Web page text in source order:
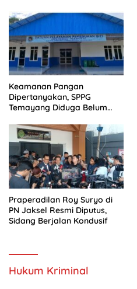
Keamanan Pangan
Dipertanyakan, SPPG
Temayang Diduga Belum
Praperadilan Roy Suryo di
PN Jaksel Resmi Diputus,
Sidang Berjalan Kondusif
Hukum Kriminal